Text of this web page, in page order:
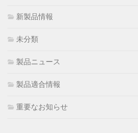
新製品情報
未分類
製品ニュース
製品適合情報
重要なお知らせ